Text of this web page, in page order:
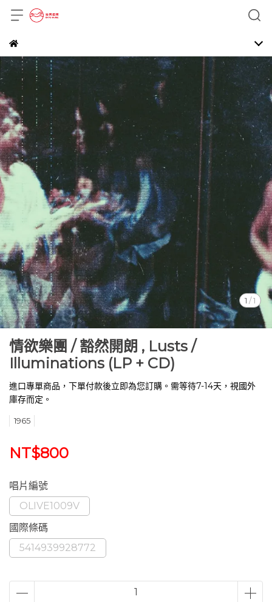
1 /1
情欲樂團 / 豁然開朗 , Lusts /
Illuminations (LP + CD)
進口專單商品，下單付款後立即為您訂購。需等待7-14天，視國外
庫存而定。
1965
NT$800
唱片編號
OLIVE1009V
國際條碼
5414939928772